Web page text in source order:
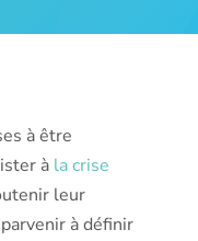
à être
à la crise
leur
à définir